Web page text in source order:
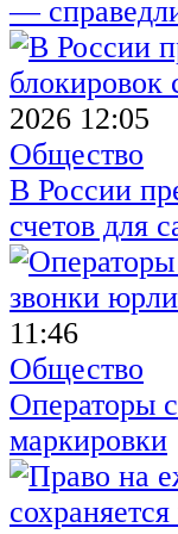
—
2026 12:05
Общество
В России
счетов для
11:46
Общество
Операторы
маркировки